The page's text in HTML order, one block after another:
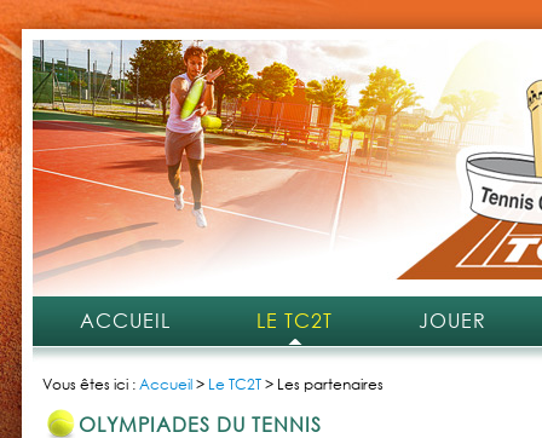
ACCUEIL LE TC2T JOUER
Vous êtes ici :Accueil> Le TC2T> Les partenaires
OLYMPIADES DU TENNIS